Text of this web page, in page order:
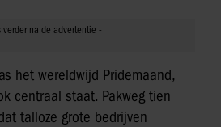
het wereldwijd Pridemaand,
centraal staat. Pakweg tien
talloze grote bedrijven